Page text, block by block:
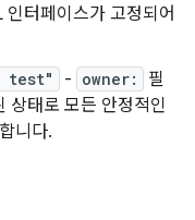
터페이스가 고정되어
test" - owner:
필
태로 모든 안정적인
니다.